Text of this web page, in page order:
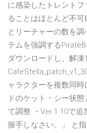
に感染したトレント
ることはほとんど不
とリーチャーの数を
テムを強調する
ダウンロードし、解
ャラクターを複数同
ドのケット・シー状
て調整 ・Ver.1.10で
握手しなさい。」 と